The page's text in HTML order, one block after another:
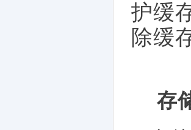
护缓
除缓
存